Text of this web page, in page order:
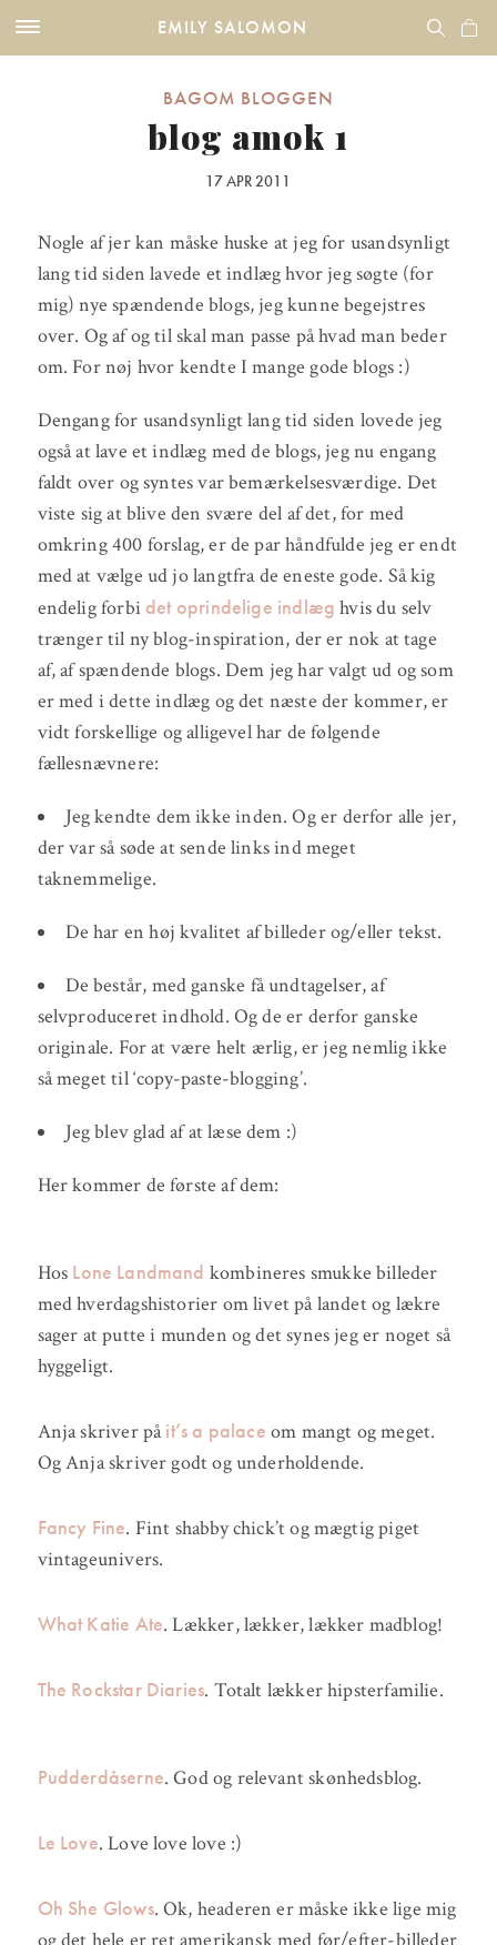
EMILY SALOMON
BAGOM BLOGGEN
blog amok 1
17 APR 2011
Nogle af jer kan måske huske at jeg for usandsynligt
lang tid siden lavede et indlæg hvor jeg søgte (for
mig) nye spændende blogs, jeg kunne begejstres
over. Og af og til skal man passe på hvad man beder
om. For nøj hvor kendte I mange gode blogs :)
Dengang for usandsynligt lang tid siden lovede jeg
også at lave et indlæg med de blogs, jeg nu engang
faldt over og syntes var bemærkelsesværdige. Det
viste sig at blive den svære del af det, for med
omkring 400 forslag, er de par håndfulde jeg er endt
med at vælge ud jo langtfra de eneste gode. Så kig
endelig forbi det oprindelige indlæg hvis du selv
trænger til ny blog-inspiration, der er nok at tage
af, af spændende blogs. Dem jeg har valgt ud og som
er med i dette indlæg og det næste der kommer, er
vidt forskellige og alligevel har de følgende
fællesnævnere:
Jeg kendte dem ikke inden. Og er derfor alle jer,
der var så søde at sende links ind meget
taknemmelige.
De har en høj kvalitet af billeder og/eller tekst.
De består, med ganske få undtagelser, af
selvproduceret indhold. Og de er derfor ganske
originale. For at være helt ærlig, er jeg nemlig ikke
så meget til ‘copy-paste-blogging’.
Jeg blev glad af at læse dem :)
Her kommer de første af dem:
Hos Lone Landmand kombineres smukke billeder
med hverdagshistorier om livet på landet og lækre
sager at putte i munden og det synes jeg er noget så
hyggeligt.
Anja skriver påit’s a palace om mangt og meget.
Og Anja skriver godt og underholdende.
Fancy Fine. Fint shabby chick’t og mægtig piget
vintageunivers.
What Katie Ate. Lækker, lækker, lækker madblog!
The Rockstar Diaries. Totalt lækker hipsterfamilie.
Pudderdåserne. God og relevant skønhedsblog.
Le Love. Love love love :)
Oh She Glows. Ok, headeren er måske ikke lige mig